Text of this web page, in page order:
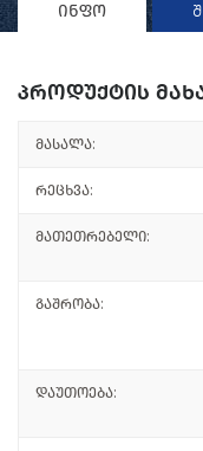
ინფო
პროდუქტის
მასალა:
რეცხვა:
მათეთრებელი:
გაშრობა:
დაუთოება: